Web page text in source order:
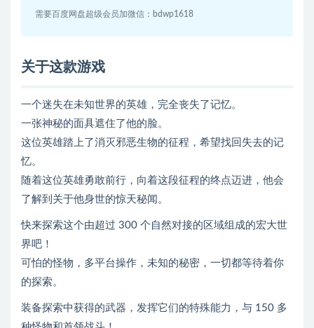
需要百度网盘超级会员加微信：bdwp1618
关于这款游戏
一个迷失在未知世界的英雄，完全丧失了记忆。
一张神秘的面具遮住了他的脸。
这位英雄踏上了消灭邪恶生物的征程，希望找回失去的记
忆。
随着这位英雄勇敢前行，向着这段征程的终点迈进，他会
了解到关于他身世的惊天秘闻。
快来探索这个由超过 300 个自然对接的区域组成的宏大世
界吧！
可怕的怪物，多平台操作，未知的秘密，一切都等待着你
的探索。
装备探索中获得的武器，发挥它们的特殊能力，与 150 多